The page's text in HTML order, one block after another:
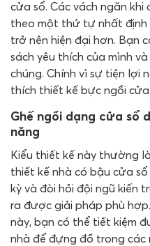
cửa sổ. Các vách ngăn khi
theo một thứ tự nhất định
trở nên hiện đại hơn. Bạn
sách yêu thích của mình
chúng. Chính vì sự tiện lợi
thích thiết kế bực ngồi cửa
Ghế ngồi dạng cửa sổ
năng
Kiểu thiết kế này thường
thiết kế nhà có bậu cửa
kỳ và đòi hỏi đội ngũ kiến
ra được giải pháp phù
này, bạn có thể tiết kiệm
nhà để đựng đồ trong các